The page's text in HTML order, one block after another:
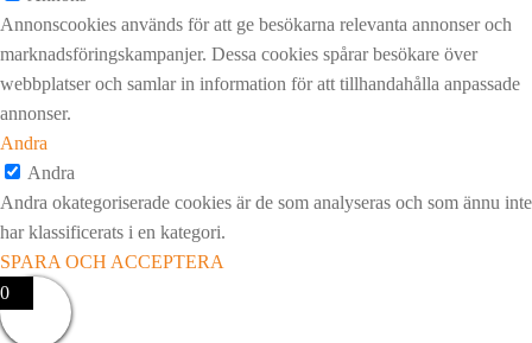
Annonscookies används för att ge besökarna relevanta annonser och
marknadsföringskampanjer. Dessa cookies spårar besökare över
webbplatser och samlar in information för att tillhandahålla anpassade
annonser.
Andra
Andra
Andra okategoriserade cookies är de som analyseras och som ännu inte
har klassificerats i en kategori.
SPARA OCH ACCEPTERA
0